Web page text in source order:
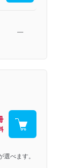
―
べます。